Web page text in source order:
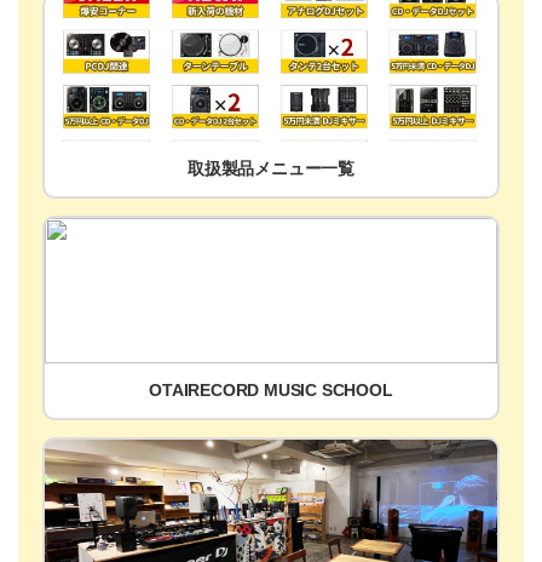
取扱製品メニュー一覧
OTAIRECORD MUSIC SCHOOL